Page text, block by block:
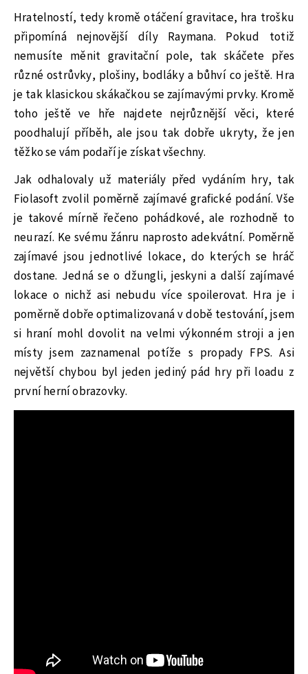
Hratelností, tedy kromě otáčení gravitace, hra trošku
připomíná nejnovější díly Raymana. Pokud totiž
nemusíte měnit gravitační pole, tak skáčete přes
různé ostrůvky, plošiny, bodláky a bůhví co ještě. Hra
je tak klasickou skákačkou se zajímavými prvky. Kromě
toho ještě ve hře najdete nejrůznější věci, které
poodhalují příběh, ale jsou tak dobře ukryty, že jen
těžko se vám podaří je získat všechny.
Jak odhalovaly už materiály před vydáním hry, tak
Fiolasoft zvolil poměrně zajímavé grafické podání. Vše
je takové mírně řečeno pohádkové, ale rozhodně to
neurazí. Ke svému žánru naprosto adekvátní. Poměrně
zajímavé jsou jednotlivé lokace, do kterých se hráč
dostane. Jedná se o džungli, jeskyni a další zajímavé
lokace o nichž asi nebudu více spoilerovat. Hra je i
poměrně dobře optimalizovaná v době testování, jsem
si hraní mohl dovolit na velmi výkonném stroji a jen
místy jsem zaznamenal potíže s propady FPS. Asi
největší chybou byl jeden jediný pád hry při loadu z
první herní obrazovky.